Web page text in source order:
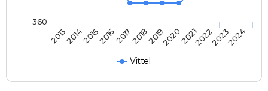
Vittel
201320142015201620172018201920202021202220232024
360